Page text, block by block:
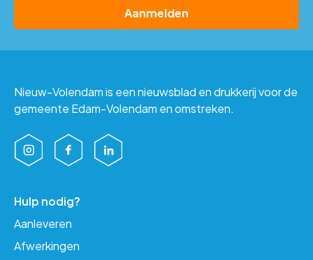
Nieuw-Volendam is een nieuwsblad en drukkerij voor de
gemeente Edam-Volendam en omstreken.
Hulp nodig?
Aanleveren
Afwerkingen